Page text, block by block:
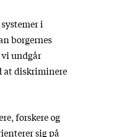
i
borgernes
undgår
at diskriminere
forskere og
sig på